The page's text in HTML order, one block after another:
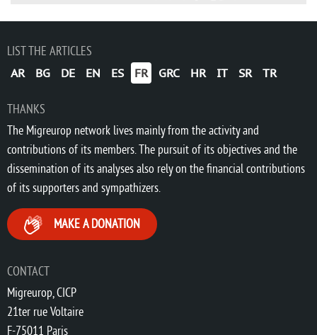
LIST THE ARTICLES
AR BG DE EN ES FR GRC HR IT SR TR
CONTACT
Migreurop, CICP
21ter rue Voltaire
F-75011 Paris
THANKS
The Migreurop network lives mainly from the activity and
contributions of its members. The pursuit of its objectives and the
dissemination of its analyses also rely on the financial contributions
of its supporters and sympathizers.
MAKE A DONATION